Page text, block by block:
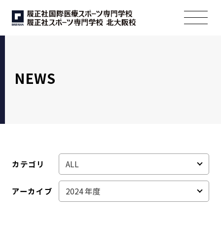
NEWS
カテゴリ
アーカイブ